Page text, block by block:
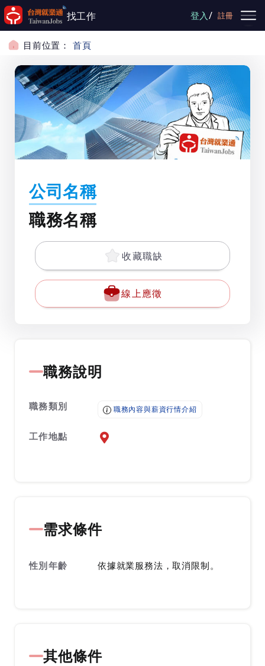
跳到主要內容
找工作 登入/ 註冊
目前位置： 首頁
公司名稱
職務名稱
收藏職缺
線上應徵
職務說明
職務類別 職務內容與薪資行情介紹
工作地點 前往查看地圖
需求條件
性別年齡 依據就業服務法，取消限制。
其他條件